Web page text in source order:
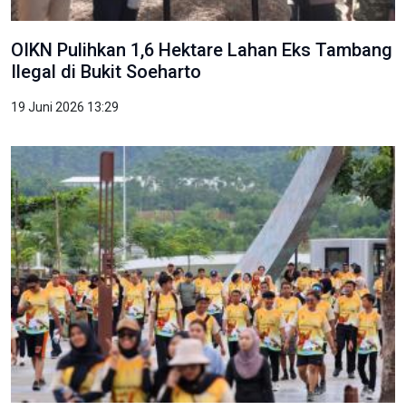
OIKN Pulihkan 1,6 Hektare Lahan Eks Tambang
Ilegal di Bukit Soeharto
19 Juni 2026 13:29